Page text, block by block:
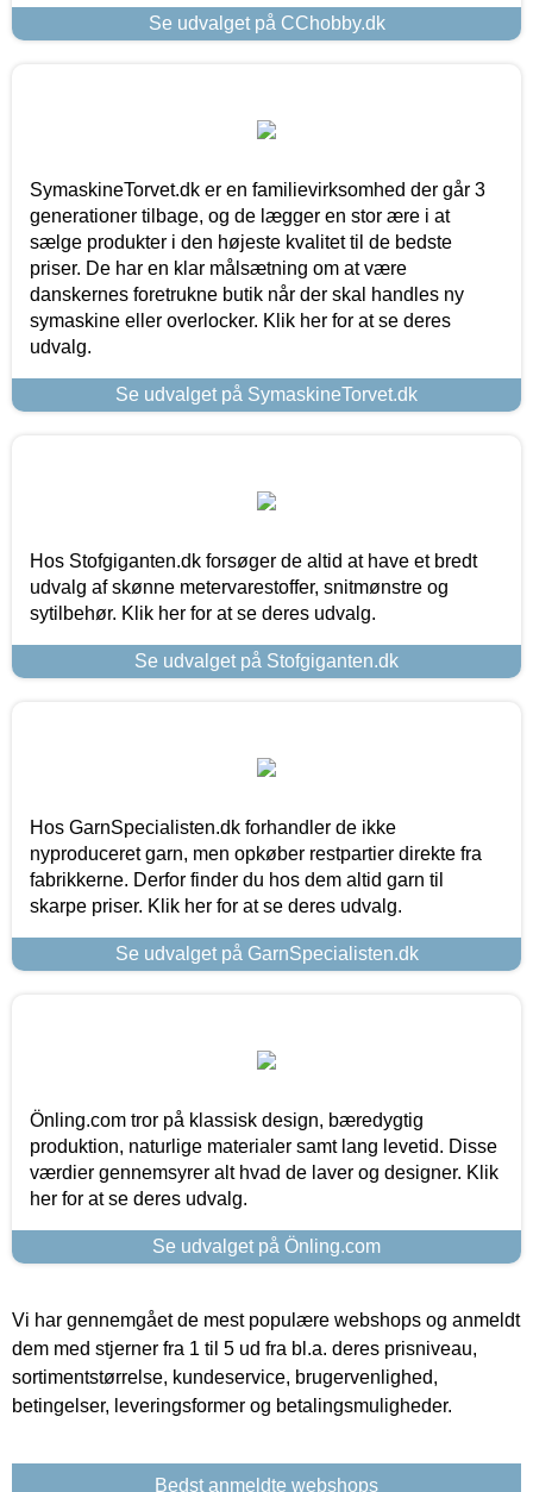
Se udvalget på CChobby.dk
SymaskineTorvet.dk er en familievirksomhed der går 3
generationer tilbage, og de lægger en stor ære i at
sælge produkter i den højeste kvalitet til de bedste
priser. De har en klar målsætning om at være
danskernes foretrukne butik når der skal handles ny
symaskine eller overlocker. Klik her for at se deres
udvalg.
Se udvalget på SymaskineTorvet.dk
Hos Stofgiganten.dk forsøger de altid at have et bredt
udvalg af skønne metervarestoffer, snitmønstre og
sytilbehør. Klik her for at se deres udvalg.
Se udvalget på Stofgiganten.dk
Hos GarnSpecialisten.dk forhandler de ikke
nyproduceret garn, men opkøber restpartier direkte fra
fabrikkerne. Derfor finder du hos dem altid garn til
skarpe priser. Klik her for at se deres udvalg.
Se udvalget på GarnSpecialisten.dk
Önling.com tror på klassisk design, bæredygtig
produktion, naturlige materialer samt lang levetid. Disse
værdier gennemsyrer alt hvad de laver og designer. Klik
her for at se deres udvalg.
Se udvalget på Önling.com
Vi har gennemgået de mest populære webshops og anmeldt
dem med stjerner fra 1 til 5 ud fra bl.a. deres prisniveau,
sortimentstørrelse, kundeservice, brugervenlighed,
betingelser, leveringsformer og betalingsmuligheder.
Bedst anmeldte webshops